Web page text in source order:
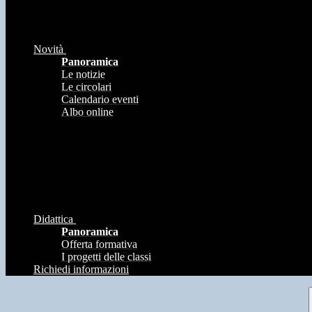
Novità
Panoramica
Le notizie
Le circolari
Calendario eventi
Albo online
Didattica
Panoramica
Offerta formativa
I progetti delle classi
Richiedi informazioni